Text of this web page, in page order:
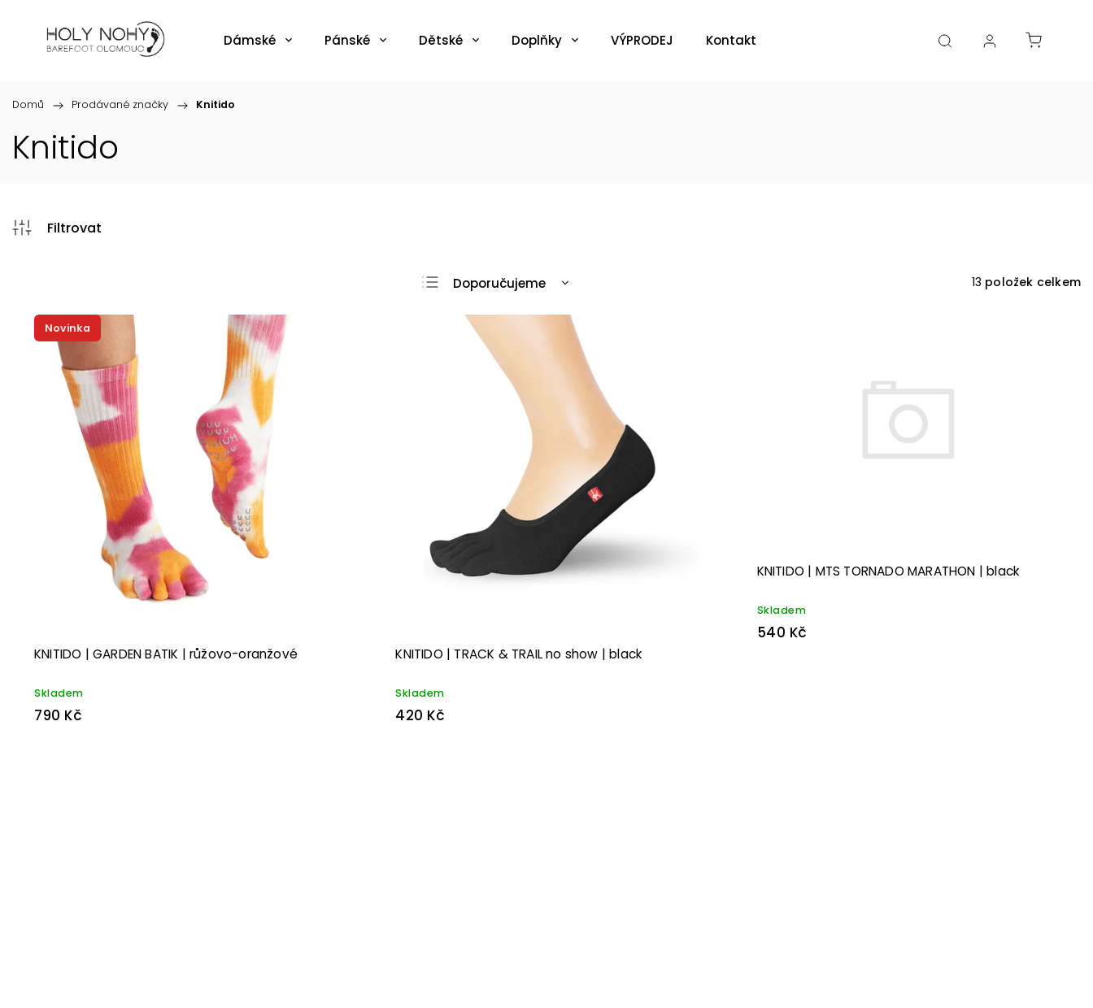
Dámské Pánské Dětské Doplňky VÝPRODEJ Kontakty
Domů / Prodávané značky / Knitido
Knitido
Doporučujeme
Nejdražší
Nejprodávanější
Abecedně
13 položek celkem
Novinka
KNITIDO | GARDEN BATIK | růžovo-oranžové
Skladem
790 Kč
KNITIDO | TRACK & TRAIL no show | black
Skladem
420 Kč
KNITIDO | MTS TORNADO MARATHON | black
Skladem
540 Kč